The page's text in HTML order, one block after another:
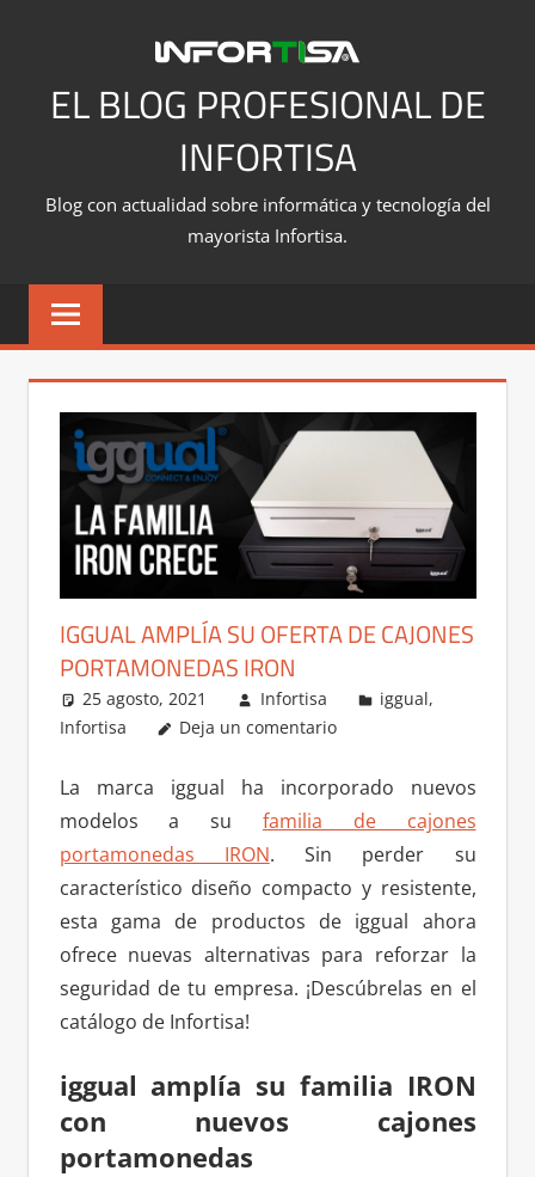
contenidoEL BLOG PROFESIONAL DE
INFORTISA
Blog con actualidad sobre informática y tecnología del
mayorista Infortisa.
IGGUAL AMPLÍA SU OFERTA DE CAJONES
PORTAMONEDAS IRON
25 agosto, 2021 Infortisa iggual,
Infortisa
Deja un comentario
La marca iggual ha incorporado nuevos
modelos a su familia de cajones
portamonedas IRON. Sin perder su
característico diseño compacto y resistente,
esta gama de productos de iggual ahora
ofrece nuevas alternativas para reforzar la
seguridad de tu empresa. ¡Descúbrelas en el
catálogo de Infortisa!
iggual amplía su familia IRON
con nuevos cajones
portamonedas